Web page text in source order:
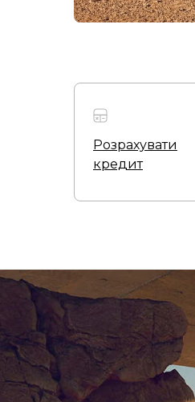
Розрахувати
кредит